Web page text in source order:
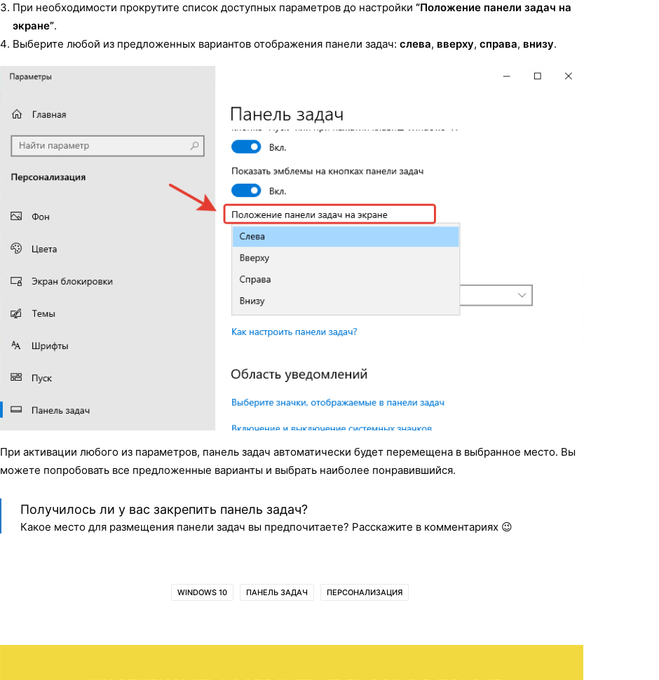
При необходимости прокрутите список доступных параметров до настройки “Положение панели задач на
экране”.
Выберите любой из предложенных вариантов отображения панели задач: слева, вверху, справа, внизу.
При активации любого из параметров, панель задач автоматически будет перемещена в выбранное место. Вы
можете попробовать все предложенные варианты и выбрать наиболее понравившийся.
Получилось ли у вас закрепить панель задач?
Какое место для размещения панели задач вы предпочитаете? Расскажите в комментариях 😉
WINDOWS 10 ПАНЕЛЬ ЗАДАЧ ПЕРСОНАЛИЗАЦИЯ